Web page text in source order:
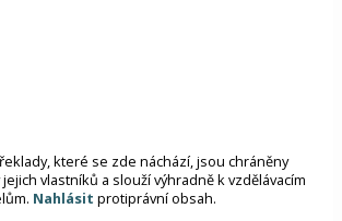
které se zde náchází, jsou chráněny
vlastníků a slouží výhradně k vzdělávacím
Nahlásit protiprávní obsah.